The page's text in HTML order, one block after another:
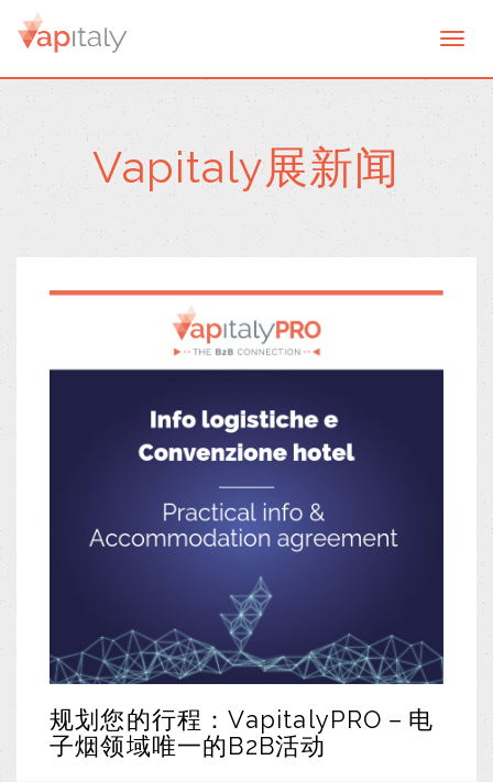
Vapitaly展新闻
规划您的行程：VapitalyPRO－电
子烟领域唯一的B2B活动